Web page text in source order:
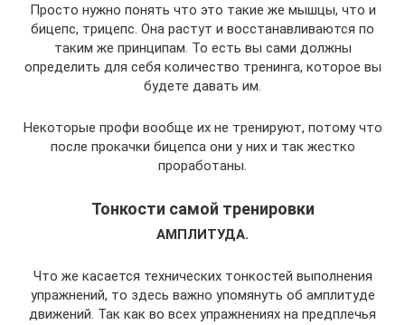
Просто нужно понять что это такие же мышцы, что и
бицепс, трицепс. Она растут и восстанавливаются по
таким же принципам. То есть вы сами должны
определить для себя количество тренинга, которое вы
будете давать им.
Некоторые профи вообще их не тренируют, потому что
после прокачки бицепса они у них и так жестко
проработаны.
Тонкости самой тренировки
АМПЛИТУДА.
Что же касается технических тонкостей выполнения
упражнений, то здесь важно упомянуть об амплитуде
движений. Так как во всех упражнениях на предплечья